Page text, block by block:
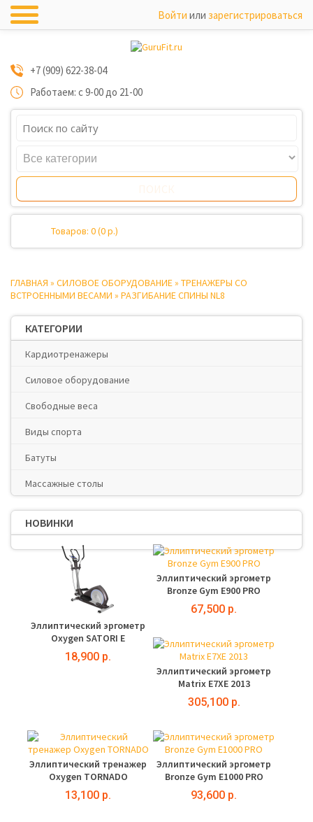
Войти или зарегистрироваться
+7 (909) 622-38-04
Работаем: с 9-00 до 21-00
Товаров: 0 (0 р.)
ГЛАВНАЯ » СИЛОВОЕ ОБОРУДОВАНИЕ» ТРЕНАЖЕРЫ СО
ВСТРОЕННЫМИ ВЕСАМИ » РАЗГИБАНИЕ СПИНЫ NL8
КАТЕГОРИИ
Кардиотренажеры
Силовое оборудование
Свободные веса
Виды спорта
Батуты
Массажные столы
НОВИНКИ
Эллиптический эргометр
Oxygen SATORI E
18,900 р.
Эллиптический эргометр
Bronze Gym E900 PRO
67,500 р.
Эллиптический эргометр
Matrix E7XE 2013
305,100 р.
Эллиптический тренажер
Oxygen TORNADO
13,100 р.
Эллиптический эргометр
Bronze Gym E1000 PRO
93,600 р.